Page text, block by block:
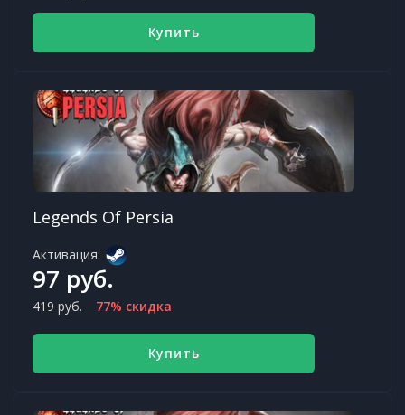
Купить
Legends Of Persia
Активация:
97 руб.
419 руб. 77% скидка
Купить